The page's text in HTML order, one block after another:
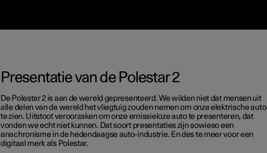
Presentatie van de Polestar 2
De Polestar 2 is aan de wereld gepresenteerd. We wilden niet dat mensen uit
alle delen van de wereld het vliegtuig zouden nemen om onze elektrische auto
te zien. Uitstoot veroorzaken om onze emissieloze auto te presenteren, dat
vonden we echt niet kunnen. Dat soort presentaties zijn sowieso een
anachronisme in de hedendaagse auto-industrie. En des te meer voor een
digitaal merk als Polestar.